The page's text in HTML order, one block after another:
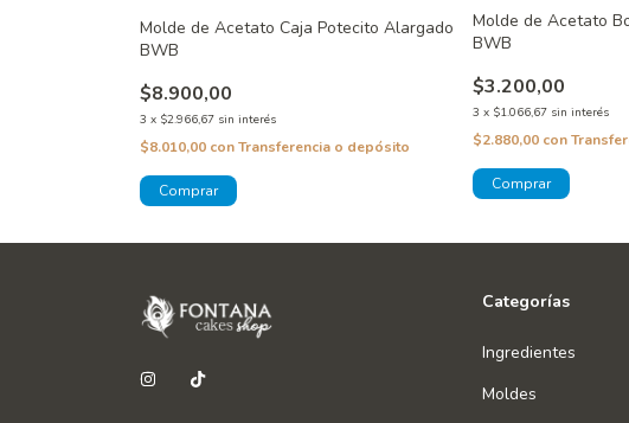
Molde de Acetato Caja Potecito Alargado
BWB
$8.900,00
3 x $2.966,67 sin interés
$8.010,00 conTransferencia o depósito
Molde de Acetato
BWB
$3.200,00
3 x $1.066,67 sin interés
$2.880,00 con
Categorías
Ingredientes
Moldes